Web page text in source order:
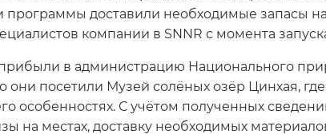
программы доставили необходимые запасы
компании в SNNR с момента
в администрацию Национального
они посетили Музей солёных озёр Цинхая,
особенностях. С учётом полученных
на местах, доставку необходимых